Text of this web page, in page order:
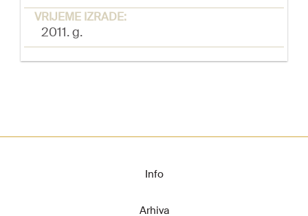
VRIJEME IZRADE:
2011. g.
Info
Arhiva